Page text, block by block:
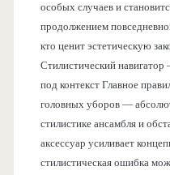
особых случаев и
продолжением
кто ценит эстетическую
Стилистический
под контекст Главное
головных уборов —
стилистике ансамбля и
аксессуар усиливает
стилистическая ошибка